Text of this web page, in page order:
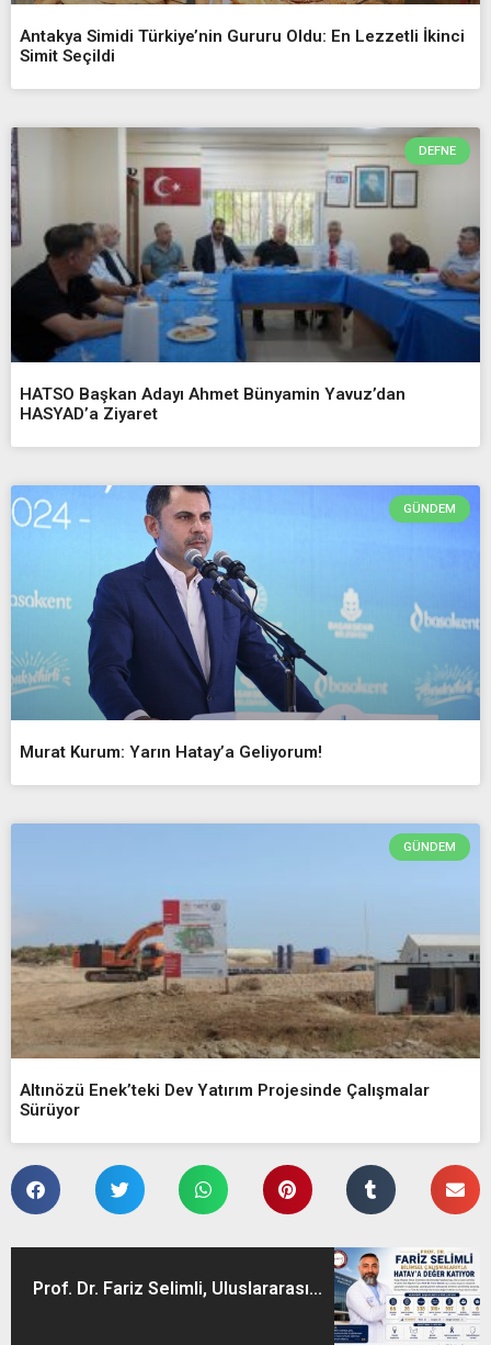
Antakya Simidi Türkiye’nin Gururu Oldu: En Lezzetli İkinci
Simit Seçildi
DEFNE
HATSO Başkan Adayı Ahmet Bünyamin Yavuz’dan
HASYAD’a Ziyaret
GÜNDEM
Murat Kurum: Yarın Hatay’a Geliyorum!
GÜNDEM
Altınözü Enek’teki Dev Yatırım Projesinde Çalışmalar
Sürüyor
Prof. Dr. Fariz Selimli, Uluslararası...